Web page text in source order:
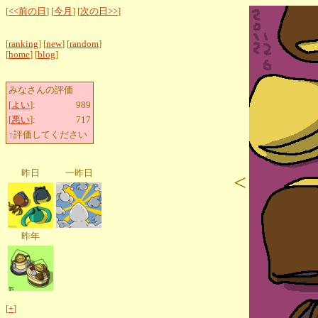
[<<前の日 ] [今月 ] [次の日>>]
[ranking] [new] [random]
[home] [blog]
みなさんの評価
[よい]:
989
[悪い]:
717
↑評価してください
昨日 一昨日
昨年
[+]
<